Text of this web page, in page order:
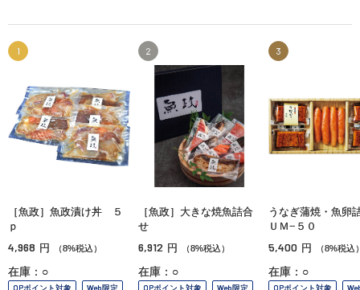
1
［魚政］魚政漬け丼 ５
ｐ
4,968 円 （8%税込）
在庫：○
OPポイント対象
Web限定
2
［魚政］大きな焼魚詰合
せ
6,912 円 （8%税込）
在庫：○
OPポイント対象
Web限定
3
うなぎ蒲焼・魚卵
ＵＭ−５０
5,400 円 （8%税込
在庫：○
OPポイント対象